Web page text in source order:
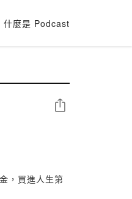
什麼是 Podcast
分享
，買進人生第